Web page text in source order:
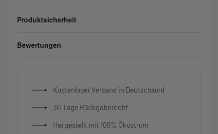
Produktsicherheit
Bewertungen
Kostenloser Versand in Deutschland
30 Tage Rückgaberecht
Hergestellt mit 100% Ökostrom